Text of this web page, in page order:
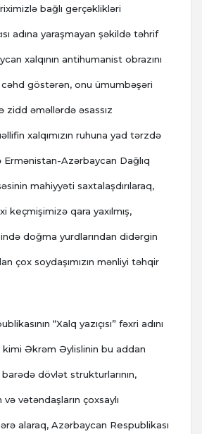
bağlı gerçəklikləri
adına yaraşmayan şəkildə təhrif
xalqının antihumanist obrazını
göstərən, onu ümumbəşəri
zidd əməllərdə əsassız
xalqımızın ruhuna yad tərzdə
Ermənistan-Azərbaycan Dağlıq
mahiyyəti saxtalaşdırılaraq,
keçmişimizə qara yaxılmış,
doğma yurdlarından didərgin
çox soydaşımızın mənliyi təhqir
“Xalq yazıçısı” fəxri adını
kimi Əkrəm Əylislinin bu addan
dövlət strukturlarının,
vətəndaşların çoxsaylı
alaraq, Azərbaycan Respublikası